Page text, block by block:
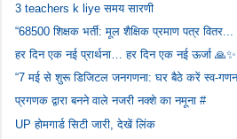
3 teachers k liye समय सारणी
“68500 शिक्षक भर्ती: मूल शैक्षिक प्रमाण पत्र वितर...
हर दिन एक नई प्रार्थना… हर दिन एक नई ऊर्जा 🙏✨
“7 मई से शुरू डिजिटल जनगणना: घर बैठे करें स्व-
प्रगणक द्वारा बनने वाले नजरी नक्शे का नमूना #
UP होमगार्ड सिटी जारी, देखें लिंक